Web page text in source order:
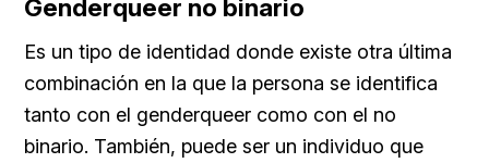
Genderqueer no binario
Es un tipo de identidad donde existe otra última
combinación en la que la persona se identifica
tanto con el genderqueer como con el no
binario. También, puede ser un individuo que